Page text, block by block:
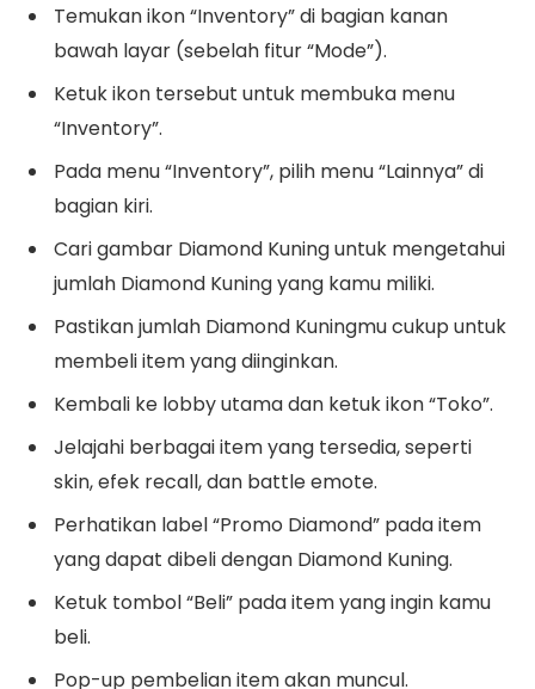
Temukan ikon “Inventory” di bagian kanan
bawah layar (sebelah fitur “Mode”).
Ketuk ikon tersebut untuk membuka menu
“Inventory”.
Pada menu “Inventory”, pilih menu “Lainnya” di
bagian kiri.
Cari gambar Diamond Kuning untuk mengetahui
jumlah Diamond Kuning yang kamu miliki.
Pastikan jumlah Diamond Kuningmu cukup untuk
membeli item yang diinginkan.
Kembali ke lobby utama dan ketuk ikon “Toko”.
Jelajahi berbagai item yang tersedia, seperti
skin, efek recall, dan battle emote.
Perhatikan label “Promo Diamond” pada item
yang dapat dibeli dengan Diamond Kuning.
Ketuk tombol “Beli” pada item yang ingin kamu
beli.
Pop-up pembelian item akan muncul.